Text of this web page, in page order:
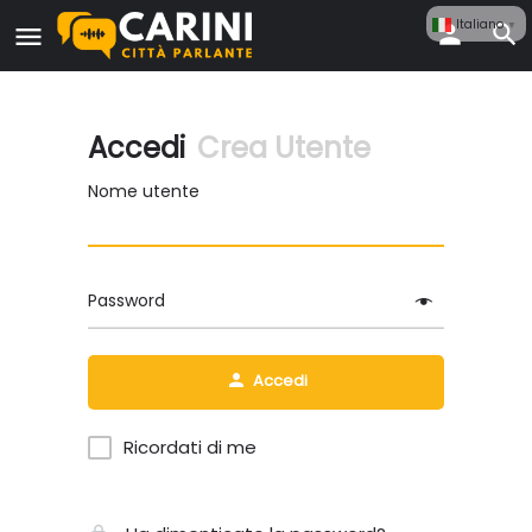
Accedi Crea Utente
Nome utente
Password
Accedi
Ricordati di me
Italiano ▼